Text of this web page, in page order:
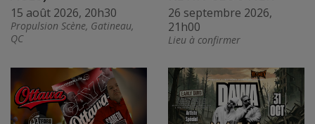
15 août 2026, 20h30
Propulsion Scène, Gatineau,
QC
26 septembre 2026,
21h00
Lieu à confirmer